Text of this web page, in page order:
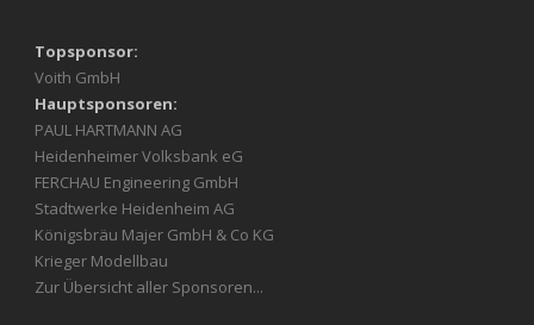
Topsponsor:
Voith GmbH
Hauptsponsoren:
PAUL HARTMANN AG
Heidenheimer Volksbank eG
FERCHAU Engineering GmbH
Stadtwerke Heidenheim AG
Königsbräu Majer GmbH & Co KG
Krieger Modellbau
Zur Übersicht aller Sponsoren...